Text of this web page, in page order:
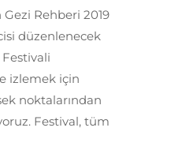
Gezi Rehberi 2019
düzenlenecek
izlemek için
noktalarından
Festival, tüm